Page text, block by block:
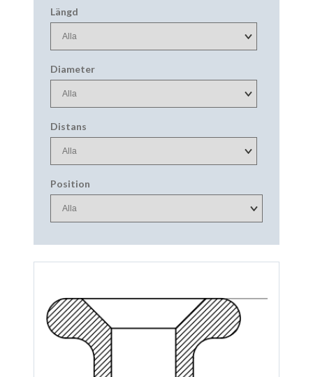
Längd
Diameter
Distans
Position